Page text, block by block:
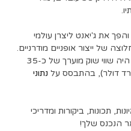
את ג'יאנט ליצרן עולמי
של ייצור אופניים מודרניים.
נכון לתחילת 2026, לקבוצת Giant היה שווי שוק מוערך של כ-35
נתוני
תכונות, ביקורות ומדריכי
הנכנס שלך!